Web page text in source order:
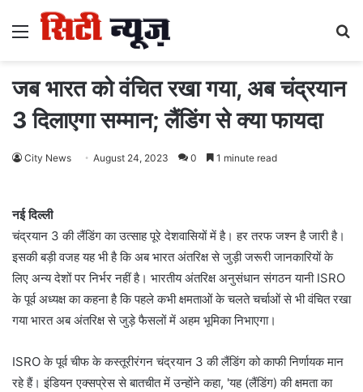
Menu
जब भारत को वंचित रखा गया, अब चंद्रयान
3 दिलाएगा सम्मान; लैंडिंग से क्या फायदा
City News August 24, 2023 0 1 minute read
नई दिल्ली
चंद्रयान 3 की लैंडिंग का उत्साह पूरे देशवासियों में है। हर तरफ जश्न है जारी है।
इसकी बड़ी वजह यह भी है कि अब भारत अंतरिक्ष से जुड़ी जरूरी जानकारियों के
लिए अन्य देशों पर निर्भर नहीं है। भारतीय अंतरिक्ष अनुसंधान संगठन यानी ISRO
के पूर्व अध्यक्ष का कहना है कि पहले कभी क्षमताओं के चलते चर्चाओं से भी वंचित रखा
गया भारत अब अंतरिक्ष से जुड़े फैसलों में अहम भूमिका निभाएगा।
ISRO के पूर्व चीफ के कस्तूरीरंगन चंद्रयान 3 की लैंडिंग को काफी निर्णायक मान
रहे हैं। इंडियन एक्सप्रेस से बातचीत में उन्होंने कहा, 'यह (लैंडिंग) की क्षमता का